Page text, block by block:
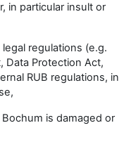
in particular insult or
regulations (e.g.
Data Protection Act,
RUB regulations, in
is damaged or